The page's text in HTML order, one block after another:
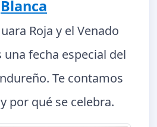
Blanca
Roja y el Venado
una fecha especial del
Te contamos
por qué se celebra.